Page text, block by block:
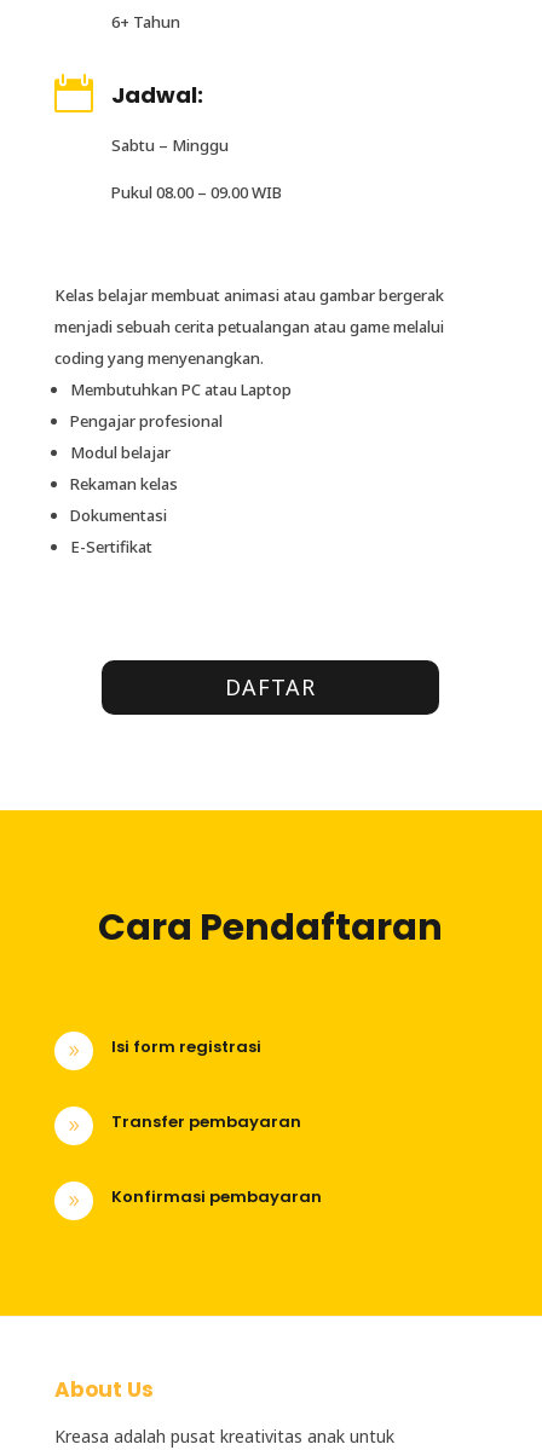
6+ Tahun
 Jadwal:
Sabtu – Minggu
Pukul 08.00 – 09.00 WIB
Kelas belajar membuat animasi atau gambar bergerak
menjadi sebuah cerita petualangan atau game melalui
coding yang menyenangkan.
Membutuhkan PC atau Laptop
Pengajar profesional
Modul belajar
Rekaman kelas
Dokumentasi
E-Sertifikat
DAFTAR
Cara Pendaftaran
9 Isi form registrasi
9 Transfer pembayaran
9 Konfirmasi pembayaran
About Us
Kreasa adalah pusat kreativitas anakuntuk